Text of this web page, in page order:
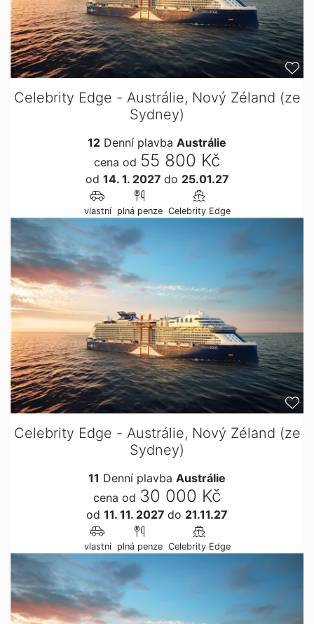
Celebrity Edge - Austrálie, Nový Zéland (ze
Sydney)
12 Denní plavba Austrálie
cena od 55 800 Kč
od 14. 1. 2027 do 25.01.27
vlastní plná penze Celebrity Edge
Celebrity Edge - Austrálie, Nový Zéland (ze
Sydney)
11 Denní plavba Austrálie
cena od 30 000 Kč
od 11. 11. 2027 do 21.11.27
vlastní plná penze Celebrity Edge